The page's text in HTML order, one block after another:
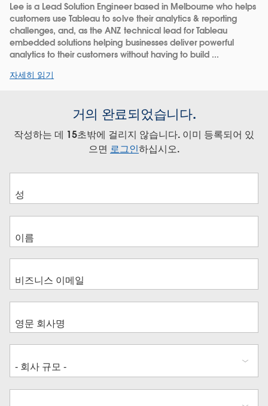
Lee is a Lead Solution Engineer based in Melbourne who helps
customers use Tableau to solve their analytics & reporting
challenges, and, as the ANZ technical lead for Tableau
embedded solutions helping businesses deliver powerful
analytics to their customers without having to build ...
자세히 읽기
거의 완료되었습니다.
작성하는 데 15초밖에 걸리지 않습니다. 이미 등록되어 있
으면 로그인하십시오.